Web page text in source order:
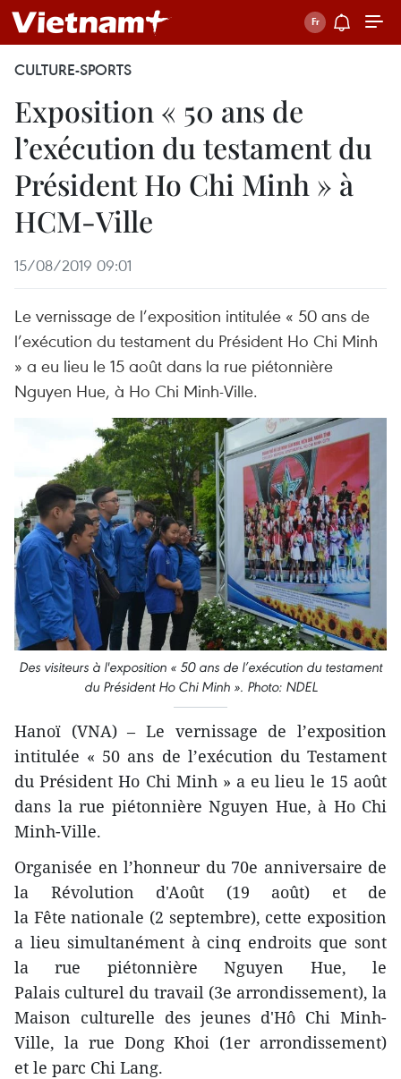
CULTURE-SPORTS
Exposition « 50 ans de
l’exécution du testament du
Président Ho Chi Minh » à
HCM-Ville
15/08/2019 09:01
Le vernissage de l’exposition intitulée « 50 ans de
l’exécution du testament du Président Ho Chi Minh
» a eu lieu le 15 août dans la rue piétonnière
Nguyen Hue, à Ho Chi Minh-Ville.
Des visiteurs à l'exposition « 50 ans de l’exécution du testament
du Président Ho Chi Minh ». Photo: NDEL
Hanoï (VNA) – Le vernissage de l’exposition
intitulée « 50 ans de l’exécution du Testament
du Président Ho Chi Minh » a eu lieu le 15 août
dans la rue piétonnière Nguyen Hue, à Ho Chi
Minh-Ville.
Organisée en l’honneur du 70e anniversaire de
la Révolution d'Août (19 août) et de
la Fête nationale (2 septembre), cette exposition
a lieu simultanément à cinq endroits que sont
la rue piétonnière Nguyen Hue, le
Palais culturel du travail (3e arrondissement), la
Maison culturelle des jeunes d'Hô Chi Minh-
Ville, la rue Dong Khoi (1er arrondissement)
et le parc Chi Lang.